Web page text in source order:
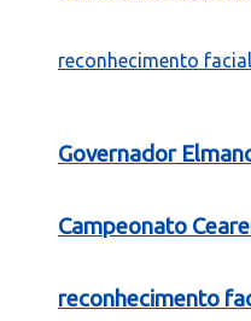
Governador
Campeonato
reconhecimento